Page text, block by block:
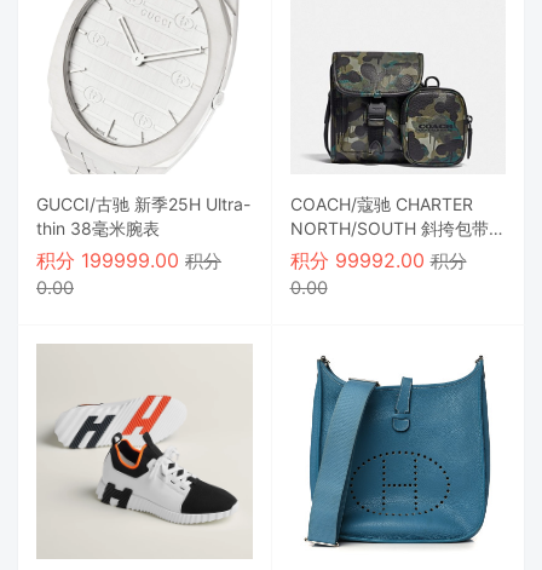
GUCCI/古驰 新季25H Ultra-
thin 38毫米腕表
积分 199999.00 积分
0.00
COACH/蔻驰 CHARTER
NORTH/SOUTH 斜挎包带迷
彩印花混合袋
积分 99992.00积分
0.00